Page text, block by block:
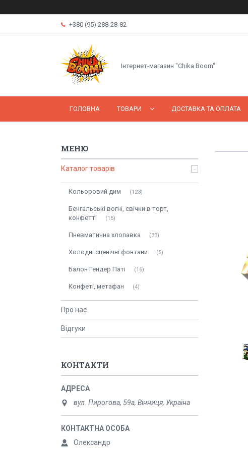
+380 (95) 288-28-82
Інтернет-магазин "Chika Boom"
ГОЛОВНА ТОВАРИ ДОСТАВКА ТА ОПЛАТА
Каталог товарів
Кольоровий дим 123
Бенгальські вогні, свічки в торт,
конфетті
15
Пневматична хлопавка 33
Холодні сценічні фонтани 5
Балон Гендер Паті 16
Конфеті, метафан 4
Про нас
Відгуки
КОНТАКТИ
вул. Пирогова, 59а, Вінниця, Україна
Олександр